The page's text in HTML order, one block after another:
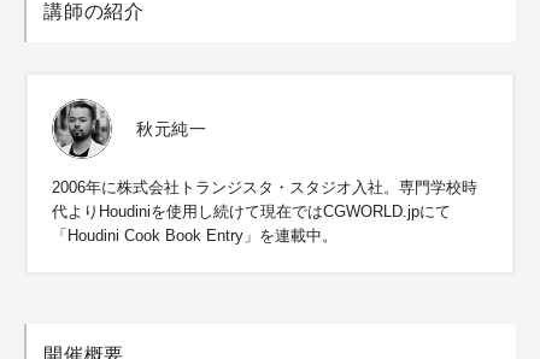
講師の紹介
秋元純一
2006年に株式会社トランジスタ・スタジオ入社。専門学校時
代よりHoudiniを使用し続けて現在ではCGWORLD.jpにて
「Houdini Cook Book Entry」を連載中。
開催概要